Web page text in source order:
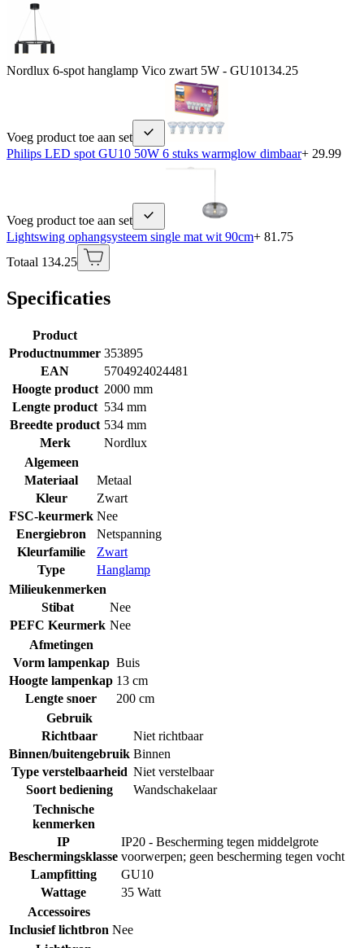
Nordlux 6-spot hanglamp Vico zwart 5W - GU10134.25
Voeg product toe aan set
Philips LED spot GU10 50W 6 stuks warmglow dimbaar+ 29.99
Voeg product toe aan set
Lightswing ophangsysteem single mat wit 90cm+ 81.75
Totaal 134.25
Specificaties
Product
Productnummer 353895
EAN
5704924024481
Hoogte product 2000 mm
Lengte product 534 mm
Breedte product 534 mm
Merk
Nordlux
Algemeen
Materiaal
Metaal
Kleur
Zwart
FSC-keurmerk Nee
Energiebron
Netspanning
Kleurfamilie
Zwart
Type
Hanglamp
Milieukenmerken
Stibat
Nee
PEFC Keurmerk Nee
Afmetingen
Vorm lampenkap Buis
Hoogte lampenkap 13 cm
Lengte snoer
200 cm
Gebruik
Richtbaar
Niet richtbaar
Binnen/buitengebruik Binnen
Type verstelbaarheid Niet verstelbaar
Soort bediening
Wandschakelaar
Technische
kenmerken
IP
Beschermingsklasse
IP20 - Bescherming tegen middelgrote
voorwerpen; geen bescherming tegen vocht
Lampfitting
GU10
Wattage
35 Watt
Accessoires
Inclusief lichtbron Nee